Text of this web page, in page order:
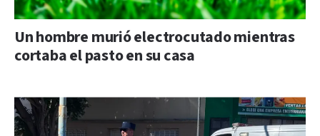
Un hombre murió electrocutado mientras
cortaba el pasto en su casa